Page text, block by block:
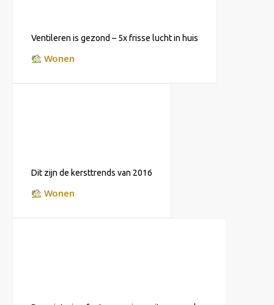
Ventileren is gezond – 5x frisse lucht in huis
Wonen
Dit zijn de kersttrends van 2016
Wonen